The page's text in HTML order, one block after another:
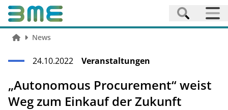
News
24.10.2022 Veranstaltungen
„Autonomous Procurement“ weist
Weg zum Einkauf der Zukunft